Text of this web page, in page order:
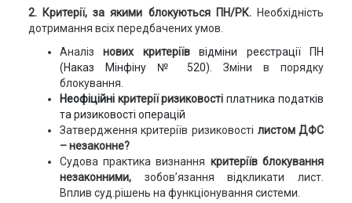
2. Критерії, за якими блокуються ПН/РК. Необхідність
дотримання всіх передбачених умов.
Аналізнових критеріїв
відміни реєстрації ПН
(Наказ Мінфіну № 520).Зміни в порядку
блокування.
Неофіційні критерії ризиковостіплатника податків
та ризиковості операцій
Затвердження критеріїв ризиковості листом ДФС
– незаконне?
Судова практика визнання критеріїв блокування
незаконними, зобов’язання відкликати лист.
Вплив суд.рішень на функціонування системи.